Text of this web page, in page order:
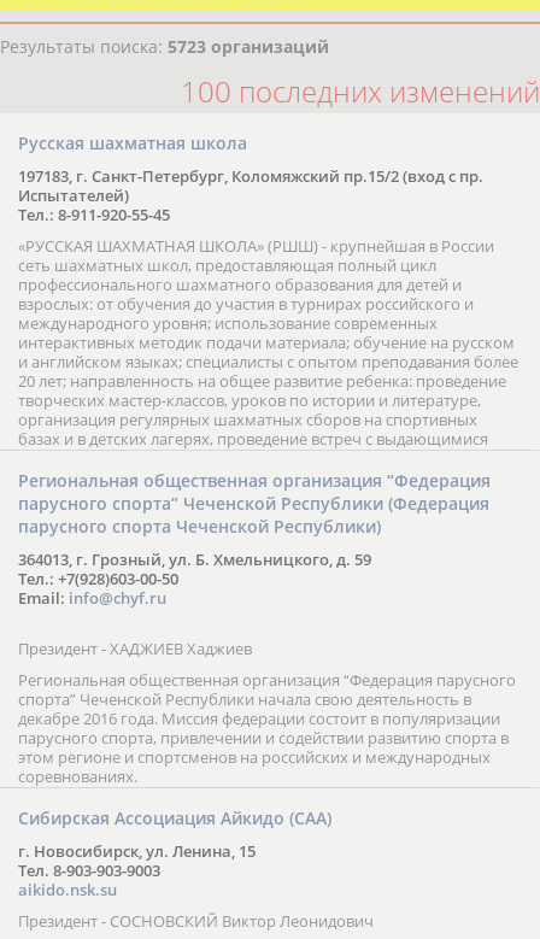
Результаты поиска: 5723 организаций
100 последних изменений
Русская шахматная школа
197183, г. Санкт-Петербург, Коломяжский пр.15/2 (вход с пр.
Испытателей)
Тел.: 8-911-920-55-45
«РУССКАЯ ШАХМАТНАЯ ШКОЛА» (РШШ) - крупнейшая в России
сеть шахматных школ, предоставляющая полный цикл
профессионального шахматного образования для детей и
взрослых: от обучения до участия в турнирах российского и
международного уровня; использование современных
интерактивных методик подачи материала; обучение на русском
и английском языках; специалисты с опытом преподавания более
20 лет; направленность на общее развитие ребенка: проведение
творческих мастер-классов, уроков по истории и литературе,
организация регулярных шахматных сборов на спортивных
базах и в детских лагерях, проведение встреч с выдающимися
шахматистами; корпоративное обучение; онлайн обучение в
форме вебинаров и индивидуальных занятий, круглые столы
российских и международных тренеров, организация фестивалей;
онлайн трансляция мероприятий и турниров.
Региональная общественная организация “Федерация
парусного спорта” Чеченской Республики (Федерация
парусного спорта Чеченской Республики)
364013, г. Грозный, ул. Б. Хмельницкого, д. 59
Тел.: +7(928)603-00-50
Email: info@chyf.ru
Президент - ХАДЖИЕВ Хаджиев
Региональная общественная организация “Федерация парусного
спорта” Чеченской Республики начала свою деятельность в
декабре 2016 года. Миссия федерации состоит в популяризации
парусного спорта, привлечении и содействии развитию спорта в
этом регионе и спортсменов на российских и международных
соревнованиях.
Сибирская Ассоциация Айкидо (САА)
г. Новосибирск, ул. Ленина, 15
Тел. 8-903-903-9003
aikido.nsk.su
Президент - СОСНОВСКИЙ Виктор Леонидович